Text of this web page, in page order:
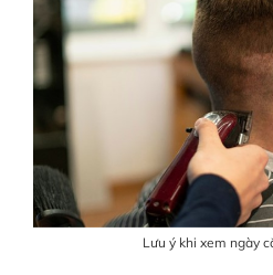
Lưu ý khi xem ngày